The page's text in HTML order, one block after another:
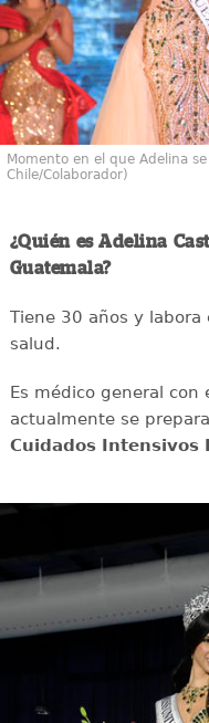
Momento en el que Adelina
Chile/Colaborador)
¿Quién es Adelina
Guatemala?
Tiene 30 años y labora
salud.
Es médico general con
actualmente se
Cuidados Intensivos